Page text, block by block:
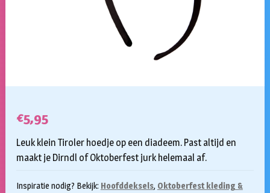
€5,95
Leuk klein Tiroler hoedje op een diadeem. Past altijd en
maakt je Dirndl of Oktoberfest jurk helemaal af.
Inspiratie nodig? Bekijk: Hoofddeksels, Oktoberfest kleding &